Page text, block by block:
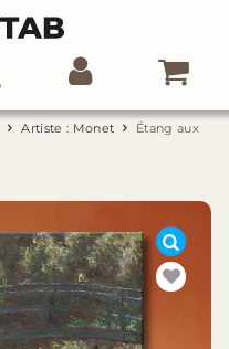
Artiste : Monet
Étang aux